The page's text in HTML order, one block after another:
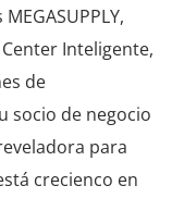
Inteligente,
de
socio de negocio
para
crecienco en